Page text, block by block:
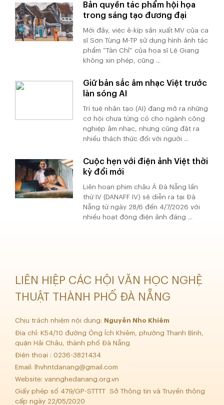
Bản quyền tác phẩm hội họa
trong sáng tạo đương đại
Mới đây, việc ê-kíp sản xuất MV của ca
sĩ Sơn Tùng M-TP sử dụng hình ảnh tác
phẩm “Tàn Chỉ” của họa sĩ Lệ Giang
không xin phép, cũng ...
Giữ bản sắc âm nhạc Việt trước
làn sóng AI
Trí tuệ nhân tạo (AI) đang mở ra những
cơ hội chưa từng có cho ngành công
nghiệp âm nhạc, nhưng cũng đặt ra
nhiều thách thức đối với người ...
Cuộc hẹn với điện ảnh Việt thời
kỳ đổi mới
Liên hoan phim châu Á Đà Nẵng lần
thứ IV (DANAFF IV) sẽ diễn ra tại Đà
Nẵng từ ngày 28/6 đến 4/7/2026 với
nhiều hoạt động điện ảnh đáng ...
LIÊN HIỆP CÁC HỘI VĂN HỌC NGHỆ
THUẬT THÀNH PHỐ ĐÀ NẴNG
Chịu trách nhiệm nội dung:
Nguyễn Nho Khiêm
Địa chỉ: K54/10 đường Ông Ích Khiêm, phường Thanh Bình,
quận Hải Châu, thành phố Đà Nẵng
Điện thoại : 0236-3821434
Email:
lhvhntdanang@gmail.com
Website: vannghedanang.org.vn
Giấy phép số 479/GP-STTTT Sở Thông tin và Truyền thông
cấp ngày 22/05/2020